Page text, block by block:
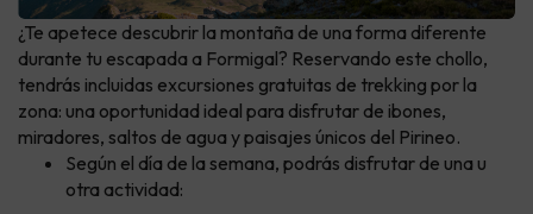
¿Te apetece descubrir la montaña de una forma diferente
durante tu escapada a Formigal? Reservando este chollo,
tendrás incluidas excursiones gratuitas de trekking por la
zona: una oportunidad ideal para disfrutar de ibones,
miradores, saltos de agua y paisajes únicos del Pirineo.
Según el día de la semana, podrás disfrutar de una u
otra actividad: